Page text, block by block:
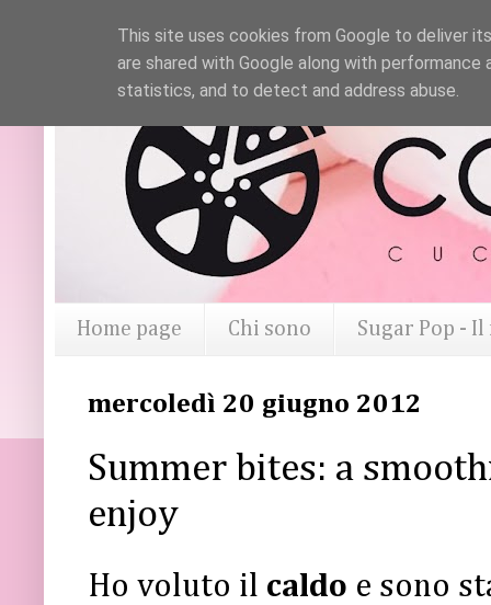
Home page Chi sono Sugar Pop -
mercoledì 20 giugno 2012
Summer bites: a
enjoy
Ho voluto il caldo e sono
This site uses cookies from Google to deliver
are shared with Google along with
statistics, and to detect and address abuse.